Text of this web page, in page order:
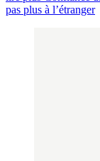
pas plus à l’étranger